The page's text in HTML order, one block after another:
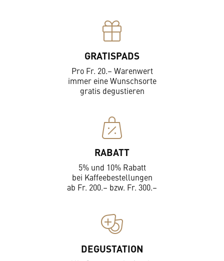
GRATISPADS
Pro Fr. 20.– Warenwert
immer eine Wunschsorte
gratis degustieren
RABATT
5% und 10% Rabatt
bei Kaffeebestellungen
ab Fr. 200.– bzw. Fr. 300.–
DEGUSTATION